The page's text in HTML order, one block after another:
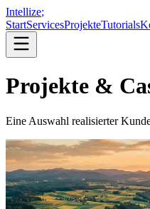
Intellize;
StartServicesProjekteTutorials
Projekte &
Eine Auswahl realisierter